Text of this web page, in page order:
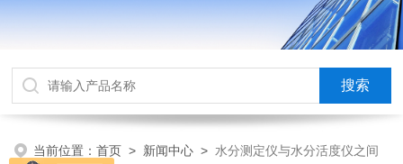
当前位置：首页 > 新闻中心 > 水分测定仪与水分活度仪之间